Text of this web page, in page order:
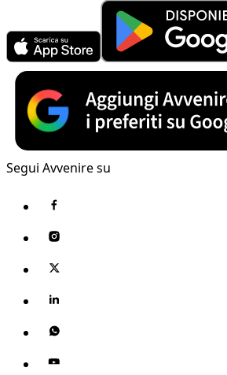
Segui Avvenire su